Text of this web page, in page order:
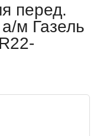
перед.
м Газель